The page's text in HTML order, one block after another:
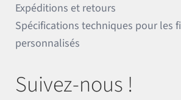
Expéditions et retours
Spécifications techniques pour les
personnalisés
Suivez-nous !